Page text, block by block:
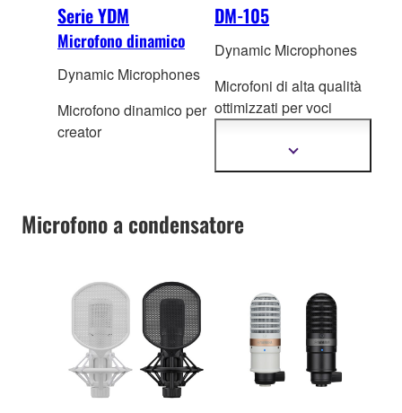
Serie YDM
Microfono dinamico
Dynamic Microphones
Microfono dinamico per
creator
DM-105
Dynamic Microphones
Microfoni di alta qualità
ottimizzati per voci
accompagnamento.
Mostra
Microfono a condensatore